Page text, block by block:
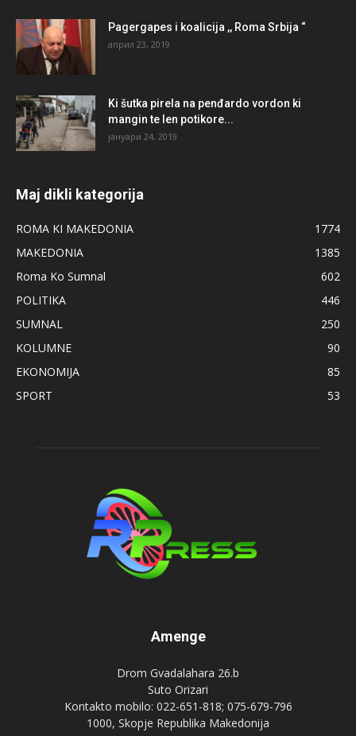
Pagergapes i koalicija ,, Roma Srbija “
април 23, 2019
Ki šutka pirela na penđardo vordon ki
mangin te len potikore...
јануари 24, 2019
Maj dikli kategorija
ROMA KI MAKEDONIA
1774
MAKEDONIA
1385
Roma Ko Sumnal
602
POLITIKA
446
SUMNAL
250
KOLUMNE
90
EKONOMIJA
85
SPORT
53
Amenge
Drom Gvadalahara 26.b
Suto Orizari
Kontakto mobilo: 022-651-818; 075-679-796
1000, Skopje Republika Makedonija